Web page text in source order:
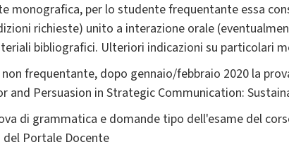
monografica, per lo studente frequentante essa
richieste) unito a interazione orale
bibliografici. Ulteriori indicazioni su particolari
frequentante, dopo gennaio/febbraio 2020 la
and Persuasion in Strategic Communication:
di grammatica e domande tipo dell'esame del
Portale Docente